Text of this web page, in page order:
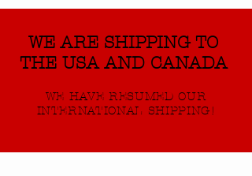
WE ARE SHIPPING TO
THE USA AND CANADA
WE HAVE RESUMED OUR
INTERNATIONAL SHIPPING!